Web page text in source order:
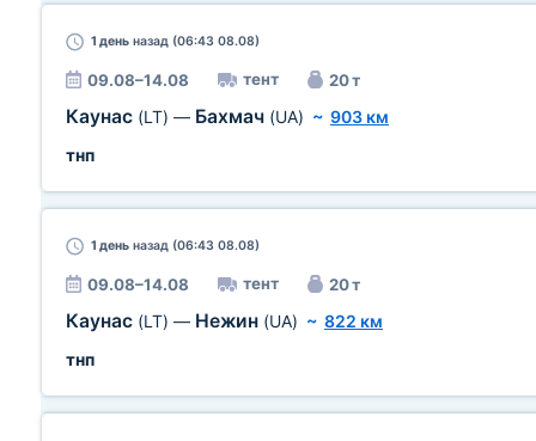
1 день назад (06:43 08.08)
09.08–14.08 тент 20 т
Каунас (LT) — Бахмач (UA) ~ 903 км
тнп
1 день назад (06:43 08.08)
09.08–14.08 тент 20 т
Каунас (LT) — Нежин (UA) ~ 822 км
тнп